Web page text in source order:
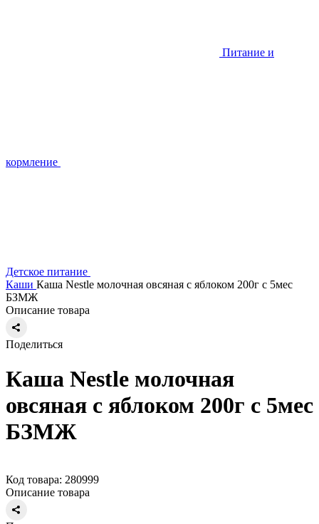
Питание и
кормление
Детское питание
Каши Каша Nestle молочная овсяная с яблоком 200г с 5мес
БЗМЖ
Описание товара
Поделиться
Каша Nestle молочная
овсяная с яблоком 200г с 5мес
БЗМЖ
Код товара: 280999
Описание товара